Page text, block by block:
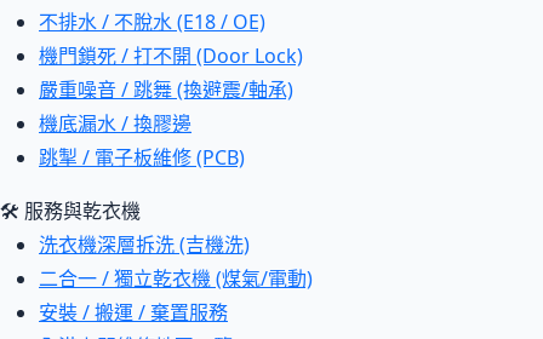
不排水 / 不脫水 (E18 / OE)
機門鎖死 / 打不開 (Door Lock)
嚴重噪音 / 跳舞 (換避震/軸承)
機底漏水 / 換膠邊
跳掣 / 電子板維修 (PCB)
🛠 服務與乾衣機
洗衣機深層拆洗 (吉機洗)
二合一 / 獨立乾衣機 (煤氣/電動)
安裝 / 搬運 / 棄置服務